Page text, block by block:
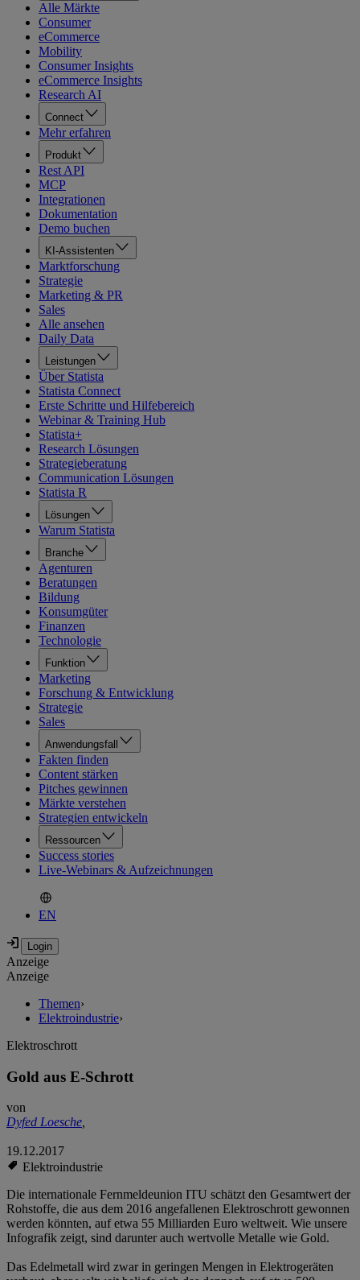
Alle Märkte
Consumer
eCommerce
Mobility
Consumer Insights
eCommerce Insights
Research AI
Connect
Mehr erfahren
Produkt
Rest API
MCP
Integrationen
Dokumentation
Demo buchen
KI-Assistenten
Marktforschung
Strategie
Marketing & PR
Sales
Alle ansehen
Daily Data
Leistungen
Über Statista
Statista Connect
Erste Schritte und Hilfebereich
Webinar & Training Hub
Statista+
Research Lösungen
Strategieberatung
Communication Lösungen
Statista R
Lösungen
Warum Statista
Branche
Agenturen
Beratungen
Bildung
Konsumgüter
Finanzen
Technologie
Funktion
Marketing
Forschung & Entwicklung
Strategie
Sales
Anwendungsfall
Fakten finden
Content stärken
Pitches gewinnen
Märkte verstehen
Strategien entwickeln
Ressourcen
Success stories
Live-Webinars & Aufzeichnungen
EN
Anzeige
Anzeige
Themen›
Elektroindustrie›
Elektroschrott
Gold aus E-Schrott
von
Dyfed Loesche,
19.12.2017
Elektroindustrie
Die internationale Fernmeldeunion ITU schätzt den Gesamtwert der
Rohstoffe, die aus dem 2016 angefallenen Elektroschrott gewonnen
werden könnten, auf etwa 55 Milliarden Euro weltweit. Wie unsere
Infografik zeigt, sind darunter auch wertvolle Metalle wie Gold.
Das Edelmetall wird zwar in geringen Mengen in Elektrogeräten